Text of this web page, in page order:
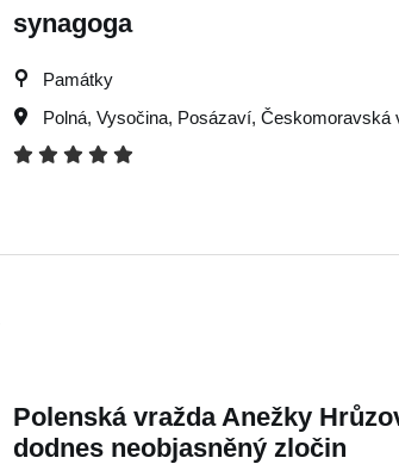
synagoga
Památky
Polná, Vysočina, Posázaví, Českomoravská
Polenská vražda Anežky
dodnes neobjasněný zločin